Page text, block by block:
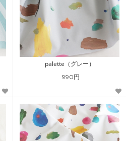
palette（グレー）
990円